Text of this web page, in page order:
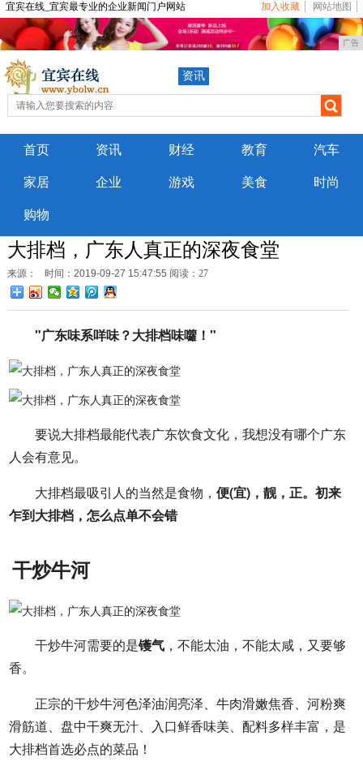
宜宾在线_宜宾最专业的企业新闻门户网站 加入收藏 网站地图
广告
资讯
首页 资讯 财经 教育 汽车
家居 企业 游戏 美食 时尚
购物
大排档，广东人真正的深夜食堂
来源： 时间：2019-09-27 15:47:55 阅读：27
"广东味系咩味？大排档味囖！"
要说大排档最能代表广东饮食文化，我想没有哪个广东
人会有意见。
大排档最吸引人的当然是食物， 便(宜)，靓，正。初来
乍到大排档，怎么点单不会错
干炒牛河
干炒牛河需要的是镬气，不能太油，不能太咸，又要够
香。
正宗的干炒牛河色泽油润亮泽、牛肉滑嫩焦香、河粉爽
滑筋道、盘中干爽无汁、入口鲜香味美、配料多样丰富，是
大排档首选必点的菜品！